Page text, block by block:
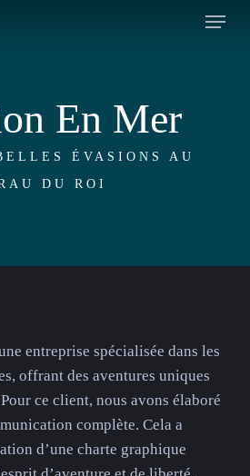
Menu
En Mer
ÉVASIONS AU
DU ROI
entreprise spécialisée dans les
offrant des aventures uniques
ce client, nous avons élaboré
complète. Cela a
d’une charte graphique